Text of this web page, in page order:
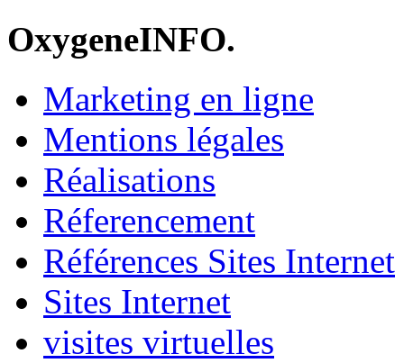
OxygeneINFO.
Marketing en ligne
Mentions légales
Réalisations
Réferencement
Références Sites Internet
Sites Internet
visites virtuelles